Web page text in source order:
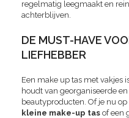
regelmatig leegmaakt en
achterblijven.
DE MUST-HAVE
LIEFHEBBER
Een make up tas met vakjes
houdt van georganiseerde
beautyproducten. Of je nu
kleine make-up tas of een